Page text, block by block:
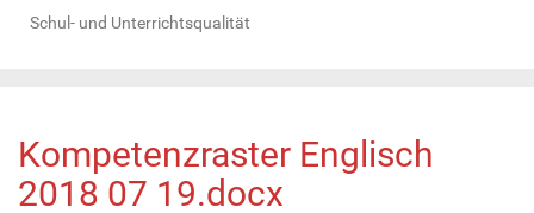
Schul- und Unterrichtsqualität
Kompetenzraster Englisch
2018 07 19.docx